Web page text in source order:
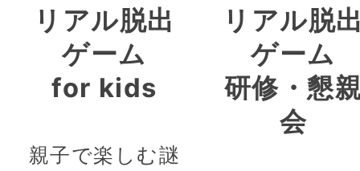
リアル脱出
ゲーム
for kids
親子で楽しむ謎
リアル脱
ゲーム
研修・懇
会